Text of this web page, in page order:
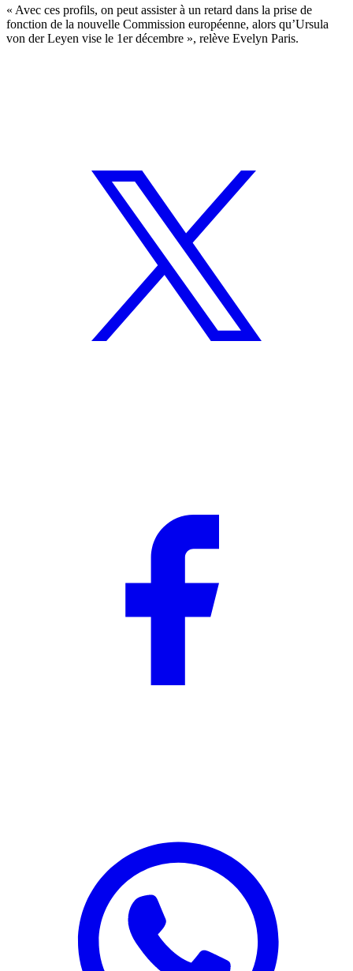
« Avec ces profils, on peut assister à un retard dans la prise de
fonction de la nouvelle Commission européenne, alors qu’Ursula
von der Leyen vise le 1er décembre », relève Evelyn Paris.